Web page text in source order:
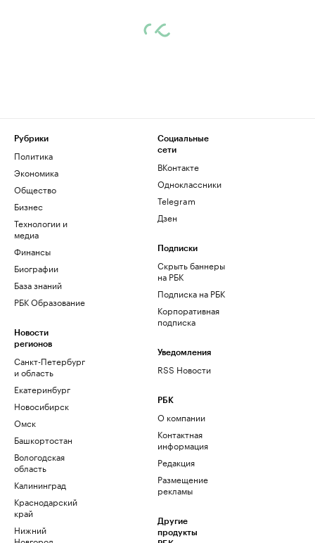
Рубрики
Политика
Экономика
Общество
Бизнес
Технологии и
медиа
Финансы
Биографии
База знаний
РБК Образование
Новости
регионов
Санкт-Петербург
и область
Екатеринбург
Новосибирск
Омск
Башкортостан
Вологодская
область
Калининград
Краснодарский
край
Нижний
Социальные
сети
ВКонтакте
Одноклассники
Telegram
Дзен
Подписки
Скрыть баннеры
на РБК
Подписка на РБК
Корпоративная
подписка
Уведомления
RSS Новости
РБК
О компании
Контактная
информация
Редакция
Размещение
рекламы
Другие
продукты